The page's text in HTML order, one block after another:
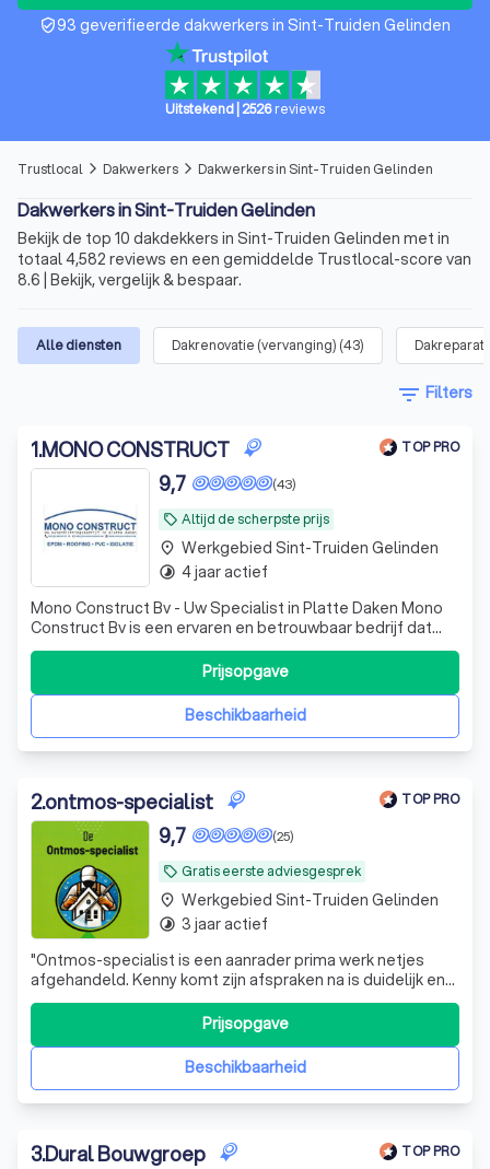
verified_user93 geverifieerde dakwerkers in Sint-Truiden Gelinden
Uitstekend 2526reviews
Trustlocal arrow_forward_ios Dakwerkers arrow_forward_ios Dakwerkers in Sint-Truiden Gelinden
Dakwerkers in Sint-Truiden Gelinden
Bekijk de top 10 dakdekkers in Sint-Truiden Gelinden met in
totaal 4,582 reviews en een gemiddelde Trustlocal-score van
8.6 | Bekijk, vergelijk & bespaar.
Alle diensten Dakrenovatie (vervanging) (43)
filter_list Filters
1.MONO CONSTRUCT TOP PRO
local_offer Altijd de scherpste prijs
(43)
9,7
Mono Construct Bv - Uw Specialist in Platte Daken Mono
Construct Bv is een ervaren en betrouwbaar bedrijf dat
gespecialiseerd is in het aanleggen en renoveren van
platte daken. Wij bieden hoogwaardige oplossingen met
EPDM, roofing, en isolatie, en zorgen ervoor dat elk
dakproject professioneel en d
Beschikbaarheid
Prijsopgave
place Werkgebied Sint-Truiden Gelinden
timelapse 4 jaar actief
2.ontmos-specialist TOP PRO
local_offer Gratis eerste adviesgesprek
(25)
9,7
"Ontmos-specialist is een aanrader prima werk netjes
afgehandeld. Kenny komt zijn afspraken na is duidelijk en
transparant in het communiceren."
Beschikbaarheid
Prijsopgave
place Werkgebied Sint-Truiden Gelinden
timelapse 3 jaar actief
3.Dural Bouwgroep TOP PRO